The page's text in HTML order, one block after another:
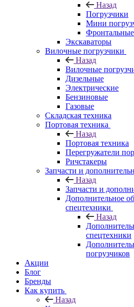
Назад
Погрузчики
Мини
Экскаваторы
Вилочные погрузчики
Назад
Вилочные
Дизельные
Электрические
Бензиновые
Газовые
Складская техника
Портовая техника
Назад
Портовая техника
Перегружатели
Ричстакеры
Запчасти и
Назад
Запчасти и
Дополнительное
спецтехники
Назад
спецтехники
погрузчиков
Акции
Блог
Бренды
Как купить
Назад